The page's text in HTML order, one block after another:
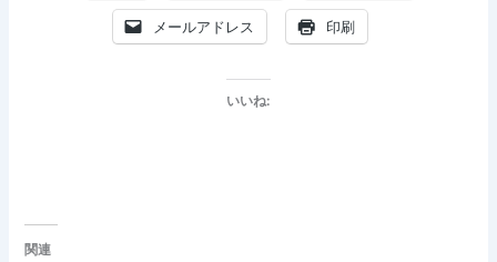
メールアドレス 印刷
いいね:
関連